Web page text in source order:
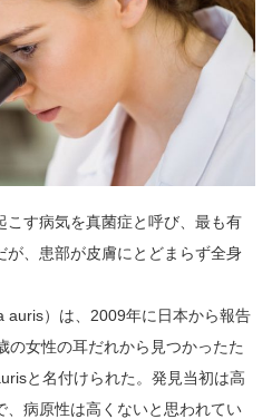
す病気を真菌症と呼び、最も有
、患部が皮膚にとどまらず全身
auris）は、2009年に日本から報告
の女性の耳だれから見つかったた
と名付けられた。発見当初は高
病原性は高くないと思われてい